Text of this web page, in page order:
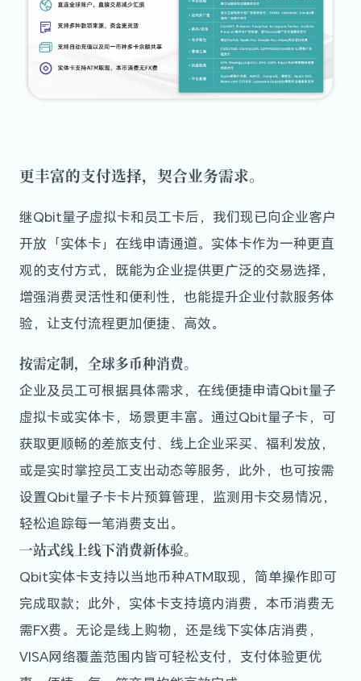
更丰富的支付选择，契合业务需求。
继Qbit量子虚拟卡和员工卡后，我们现已向企业客户
开放「实体卡」在线申请通道。实体卡作为一种更直
观的支付方式，既能为企业提供更广泛的交易选择，
增强消费灵活性和便利性，也能提升企业付款服务体
验，让支付流程更加便捷、高效。
按需定制，全球多币种消费。
企业及员工可根据具体需求，在线便捷申请Qbit量子
虚拟卡或实体卡，场景更丰富。通过Qbit量子卡，可
获取更顺畅的差旅支付、线上企业采买、福利发放，
或是实时掌控员工支出动态等服务，此外，也可按需
设置Qbit量子卡卡片预算管理，监测用卡交易情况，
轻松追踪每一笔消费支出。
一站式线上线下消费新体验。
Qbit实体卡支持以当地币种ATM取现，简单操作即可
完成取款；此外，实体卡支持境内消费，本币消费无
需FX费。无论是线上购物，还是线下实体店消费，
VISA网络覆盖范围内皆可轻松支付，支付体验更优